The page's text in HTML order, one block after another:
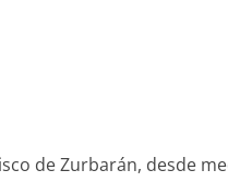
de Zurbarán, desde